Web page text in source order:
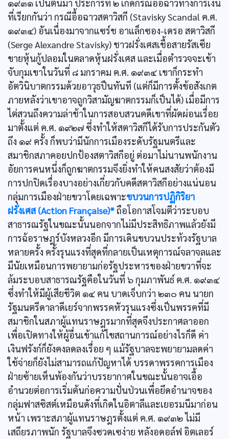
๑๙๓๑ เป็นต้นมา ประการที่ ๒ เกิดกรณีอื้อฉาวทางการเงิน
ที่เรียกกันว่า กรณีอื้อฉาวสตาวิสกี (Stavisky Scandal ค.ศ.
๑๙๓๔) อันเนื่องมาจากแซร์ช อาแล็กซอง-เดรอ สตาวิสกี
(Serge Alexandre Stavisky) ชาวฝรั่งเศสเชื้อสายรัสเซีย
ขายหุ้นกู้ปลอมในตลาดหุ้นฝรั่งเศส และเมื่อตำรวจจะเข้า
จับกุมเขาในวันที่ ๘ มกราคม ค.ศ. ๑๙๓๔ เขาก็กระทำ
อัตวินิบาตกรรมด้วยอาวุธปืนทันที (แต่ก็มีการตั้งข้อสังเกต
ภายหลังว่าเขาอาจถูกวิสามัญฆาตกรรมก็เป็นได้) เมื่อมีการ
ไต่สวนถึงความล่าช้าในการสอบสวนคดีเขาที่ผัดผ่อนเรื่อย
มาตั้งแต่ ค.ศ. ๑๙๒๗ ซึ่งทำให้สตาวิสกีได้รับการประกันตัว
ถึง ๑๙ ครั้ง ก็พบว่ามีนักการเมืองระดับรัฐมนตรีและ
สมาชิกสภาคอยปกป้องสตาวิสกีอยู่ ต่อมาไม่นานพนักงาน
อัยการคนหนึ่งก็ถูกฆาตกรรมจึงยิ่งทำให้คนสงสัยว่าต้องมี
การปกปิดเรื่องบางอย่างเกี่ยวกับคดีสตาวิสกีอย่างแน่นอน
กลุ่มการเมืองฝ่ายขวาโดยเฉพาะขบวนการปฏิกิริยา
ฝรั่งเศส (Action Française)*ถือโอกาสโจมตีว่าระบอบ
สาธารณรัฐในขณะนั้นนอกจากไม่มีประสิทธิภาพแล้วยังมี
การฉ้อราษฎร์บังหลวงอีก มีการเดินขบวนประท้วงรัฐบาล
หลายครั้ง ครั้งรุนแรงที่สุดที่กลายเป็นเหตุการณ์จลาจลและ
มีนัยเหมือนการพยายามก่อรัฐประหารของฝ่ายขวาที่จะ
ล้มระบอบสาธารณรัฐคือในวันที่ ๖ กุมภาพันธ์ ค.ศ. ๑๙๓๔
ซึ่งทำให้มีผู้เสียชีวิต ๑๔ คน บาดเจ็บกว่า ๒๓๐ คน นายก
รัฐมนตรีดาลาดีเยร์จากพรรคหัวรุนแรงซึ่งเป็นพรรคที่มี
สมาชิกในสภาผู้แทนราษฎรมากที่สุดจึงประกาศลาออก
เพื่อเปิดทางให้ผู้อื่นเข้าแก้ไขสถานการณ์อย่างไรก็ดี ค่า
เงินฟรังก์ก็ยังคงลดลงเรื่อย ๆ แม้รัฐบาลจะพยายามลดค่า
ใช้จ่ายก็ยังไม่สามารถแก้ปัญหาได้ บรรดาพรรคการเมือง
ฝ่ายซ้ายเห็นพ้องกันว่าบรรยากาศในขณะนั้นอาจเอื้อ
อำนวยต่อการเริ่มต้นก่อความปั่นป่วนเพื่อยึดอำนาจของ
กลุ่มฟาสซิสต์เหมือนดังที่เกิดในอิตาลีและเยอรมนีมาก่อน
หน้า เพราะสภาผู้แทนราษฎรตั้งแต่ ค.ศ. ๑๙๓๒ ไม่มี
เสถียรภาพนัก รัฐบาลจึงซวดเซง่าย หลังอดอล์ฟ อิตเลอร์